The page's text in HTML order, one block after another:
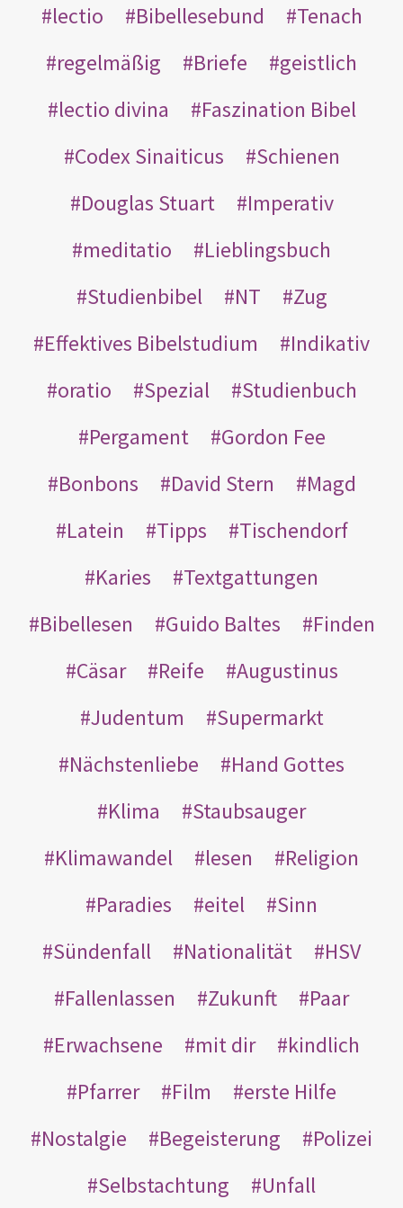
lectio
Bibellesebund
Tenach
regelmäßig
Briefe
geistlich
lectio divina
Faszination Bibel
Codex Sinaiticus
Schienen
Douglas Stuart
Imperativ
meditatio
Lieblingsbuch
Studienbibel
NT
Zug
Effektives Bibelstudium
Indikativ
oratio
Spezial
Studienbuch
Pergament
Gordon Fee
Bonbons
David Stern
Magd
Latein
Tipps
Tischendorf
Karies
Textgattungen
Bibellesen
Guido Baltes
Finden
Cäsar
Reife
Augustinus
Judentum
Supermarkt
Nächstenliebe
Hand Gottes
Klima
Staubsauger
Klimawandel
lesen
Religion
Paradies
eitel
Sinn
Sündenfall
Nationalität
HSV
Fallenlassen
Zukunft
Paar
Erwachsene
mit dir
kindlich
Pfarrer
Film
erste Hilfe
Nostalgie
Begeisterung
Polizei
Selbstachtung
Unfall